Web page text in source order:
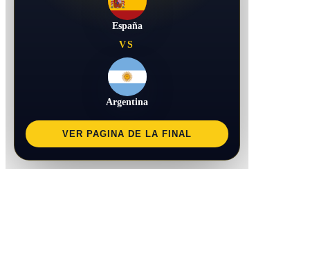
España
VS
Argentina
VER PAGINA DE LA FINAL